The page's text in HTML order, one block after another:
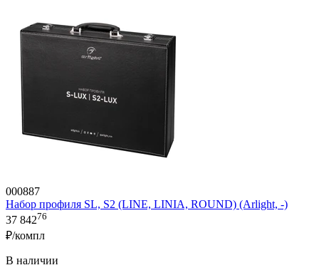
000887
Набор профиля SL, S2 (LINE, LINIA, ROUND) (Arlight, -)
37 84276
₽/компл
В наличии